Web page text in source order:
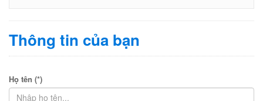
Thông tin của bạn
Họ tên (*)